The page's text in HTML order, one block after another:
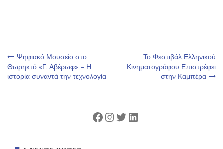
Πλοήγηση
άρθρων
Ψηφιακό Μουσείο στο
Θωρηκτό «Γ. Αβέρωφ» – Η
ιστορία συναντά την τεχνολογία
Το Φεστιβάλ Ελληνικού
Κινηματογράφου Επιστρέφει
στην Καμπέρα
Facebook
Instagram
Twitter
Linkedin